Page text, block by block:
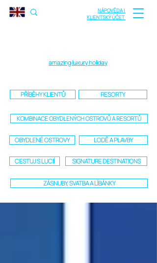
NÁPOVĚDA |
KLIENTSKÝ ÚČET
amazing luxury holiday
PŘÍBĚHY KLIENTŮ RESORTY
KOMBINACE OBYDLENÝCH OSTROVŮ A RESORTŮ
OBYDLENÉ OSTROVY LODĚ A PLAVBY
CESTUJ S LUCIÍ SIGNATURE DESTINATIONS
ZÁSNUBY, SVATBA A LÍBÁNKY